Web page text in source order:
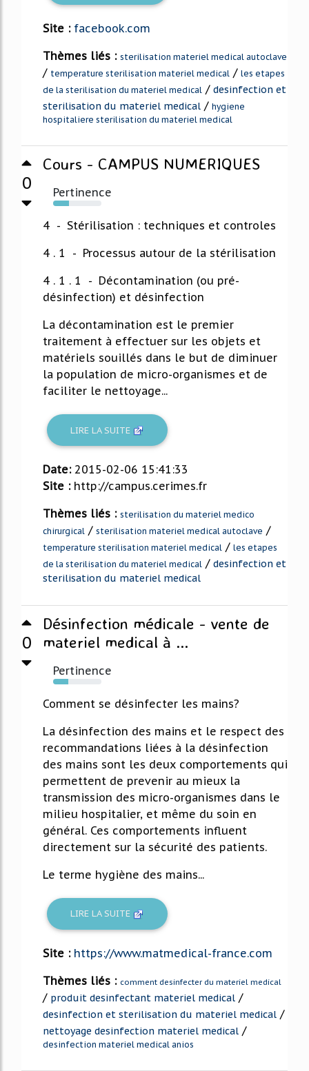
Site : facebook.com
Thèmes liés : sterilisation materiel medical autoclave
/ temperature sterilisation materiel medical / les etapes
de la sterilisation du materiel medical / desinfection et
sterilisation du materiel medical / hygiene
hospitaliere sterilisation du materiel medical
0
Cours - CAMPUS NUMERIQUES
Pertinence
33%
4 - Stérilisation : techniques et controles
4 . 1 - Processus autour de la stérilisation
4 . 1 . 1 - Décontamination (ou pré-
désinfection) et désinfection
La décontamination est le premier
traitement à effectuer sur les objets et
matériels souillés dans le but de diminuer
la population de micro-organismes et de
faciliter le nettoyage...
LIRE LA SUITE
Date: 2015-02-06 15:41:33
Site : http://campus.cerimes.fr
Thèmes liés : sterilisation du materiel medico
chirurgical / sterilisation materiel medical autoclave /
temperature sterilisation materiel medical / les etapes
de la sterilisation du materiel medical / desinfection et
sterilisation du materiel medical
0
Désinfection médicale - vente de
materiel medical à ...
Pertinence
32%
Comment se désinfecter les mains?
La désinfection des mains et le respect des
recommandations liées à la désinfection
des mains sont les deux comportements qui
permettent de prevenir au mieux la
transmission des micro-organismes dans le
milieu hospitalier, et même du soin en
général. Ces comportements influent
directement sur la sécurité des patients.
Le terme hygiène des mains...
LIRE LA SUITE
Site : https://www.matmedical-france.com
Thèmes liés : comment desinfecter du materiel medical
/ produit desinfectant materiel medical /
desinfection et sterilisation du materiel medical /
nettoyage desinfection materiel medical /
desinfection materiel medical anios